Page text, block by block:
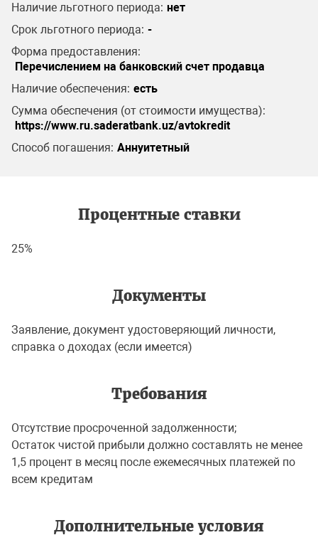
Наличие льготного периода: нет
Срок льготного периода: -
Форма предоставления:
Перечислением на банковский счет продавца
Наличие обеспечения: есть
Сумма обеспечения (от стоимости имущества):
https://www.ru.saderatbank.uz/avtokredit
Способ погашения: Аннуитетный
Процентные ставки
25%
Документы
Заявление, документ удостоверяющий личности,
справка о доходах (если имеется)
Требования
Отсутствие просроченной задолженности;
Остаток чистой прибыли должно составлять не менее
1,5 процент в месяц после ежемесячных платежей по
всем кредитам
Дополнительные условия